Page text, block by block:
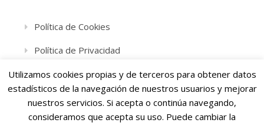
Política de Cookies
Política de Privacidad
Aviso Legal
Utilizamos cookies propias y de terceros para obtener datos
estadísticos de la navegación de nuestros usuarios y mejorar
nuestros servicios. Si acepta o continúa navegando,
consideramos que acepta su uso. Puede cambiar la